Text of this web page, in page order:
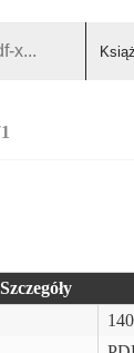
Szczegóły